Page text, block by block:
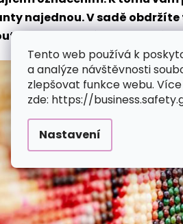
Tento web používá k
a analýze návštěvnosti
zlepšovat funkce webu.
zde: https://
Nastavení
najednou. V sadě
se do třpytivého světa